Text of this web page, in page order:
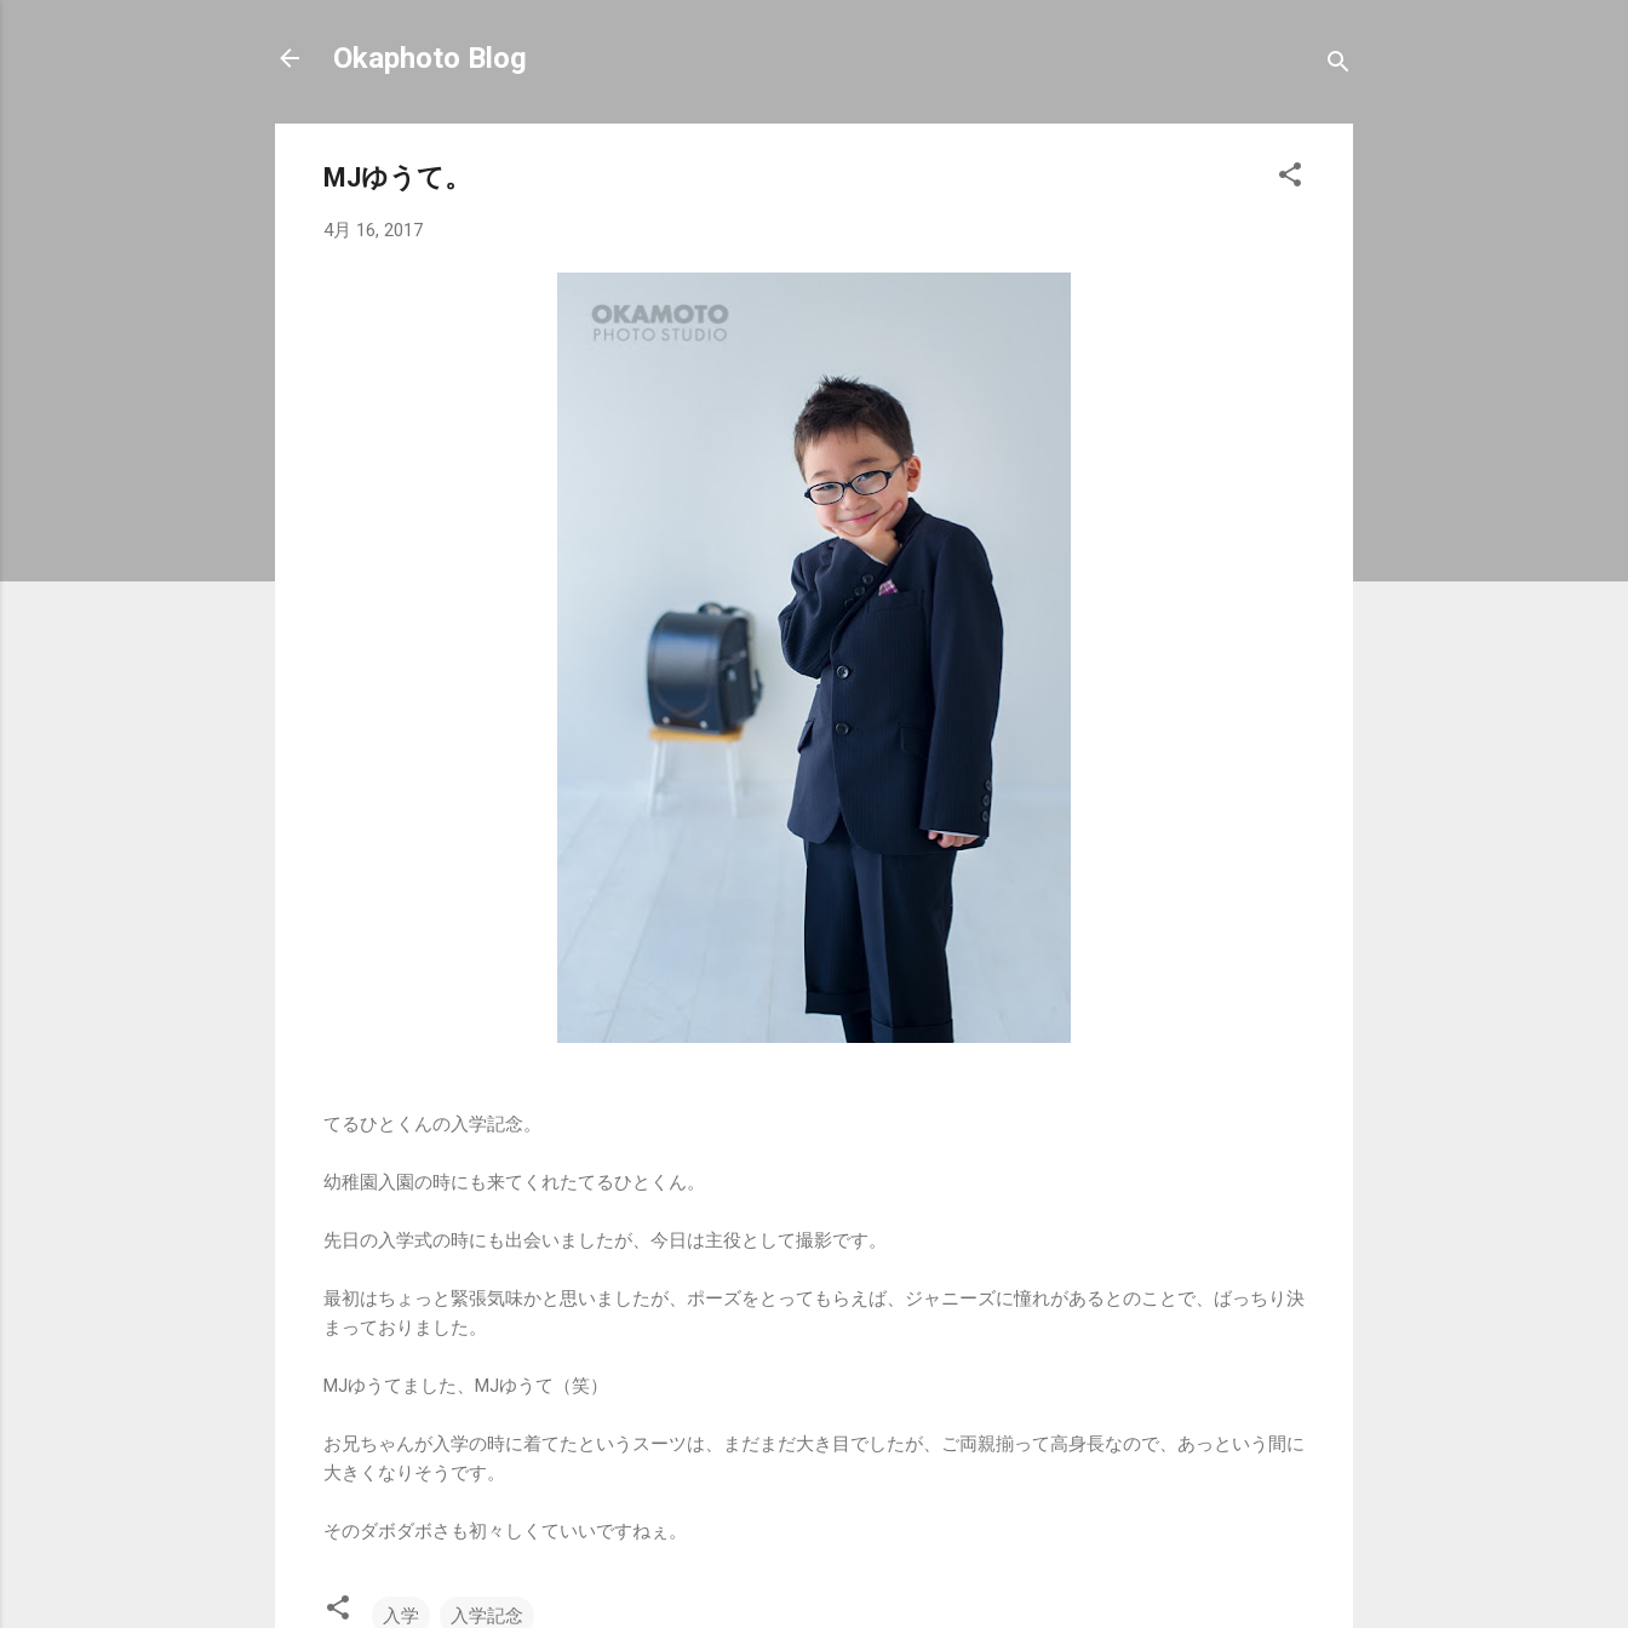
Okaphoto Blog
MJゆうて。
4月 16, 2017
てるひとくんの入学記念。
幼稚園入園の時にも来てくれたてるひとくん。
先日の入学式の時にも出会いましたが、今日は主役として撮影です。
最初はちょっと緊張気味かと思いましたが、ポーズをとってもらえば、ジャニーズに憧れがあるとのことで、ばっちり決
まっておりました。
MJゆうてました、MJゆうて（笑）
お兄ちゃんが入学の時に着てたというスーツは、まだまだ大き目でしたが、ご両親揃って高身長なので、あっという間に
大きくなりそうです。
そのダボダボさも初々しくていいですねぇ。
入学 入学記念